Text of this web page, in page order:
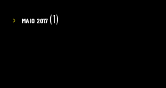
MAIO 2017(1)